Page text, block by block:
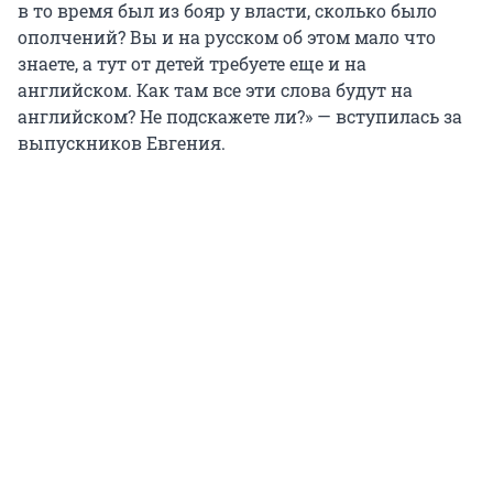
в то время был из бояр у власти, сколько было
ополчений? Вы и на русском об этом мало что
знаете, а тут от детей требуете еще и на
английском. Как там все эти слова будут на
английском? Не подскажете ли?» — вступилась за
выпускников Евгения.